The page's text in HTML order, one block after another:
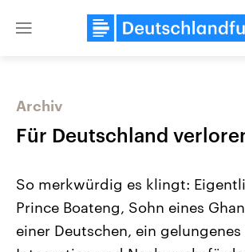
Close
Archiv
Für Deutschland
So merkwürdig es klingt:
Prince Boateng, Sohn eines
einer Deutschen, ein